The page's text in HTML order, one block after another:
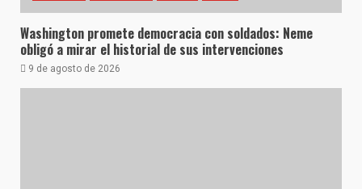
Washington promete democracia con soldados: Neme
obligó a mirar el historial de sus intervenciones
9 de agosto de 2026